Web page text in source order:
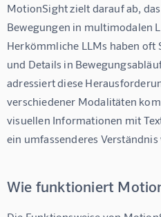
MotionSight zielt darauf ab,
Bewegungen in multimodalen
Herkömmliche LLMs haben
und Details in
adressiert diese
verschiedener Modalitäten
visuellen Informationen mit
ein umfassenderes
Wie funktioniert